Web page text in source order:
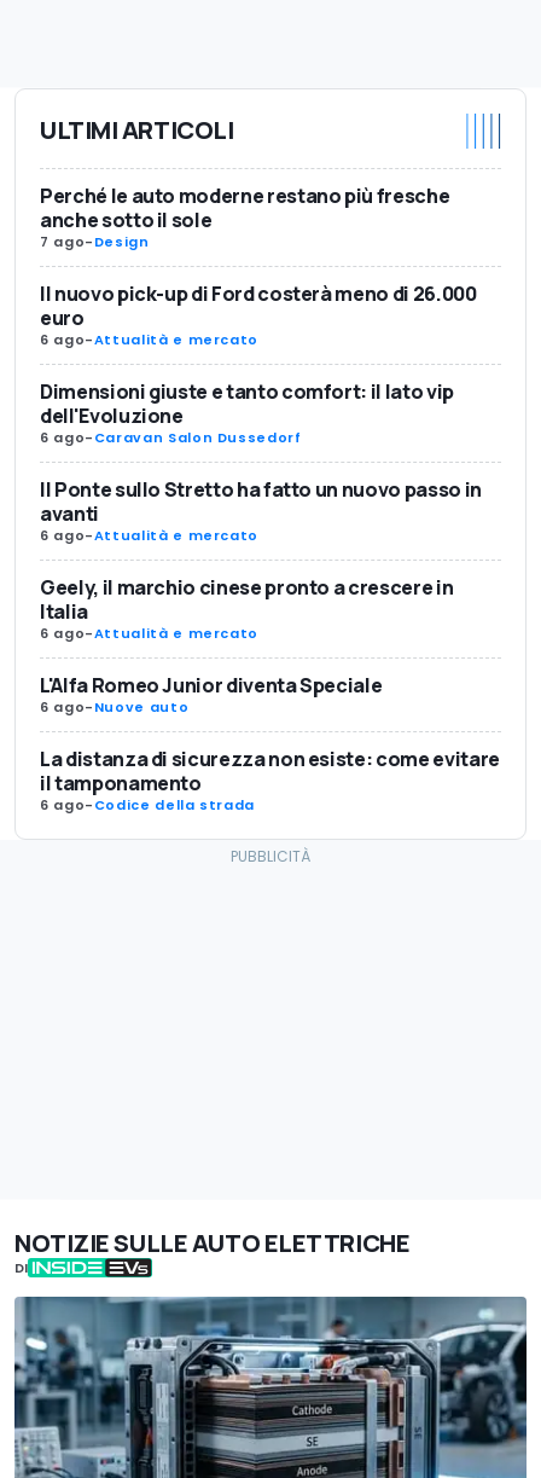
ULTIMI ARTICOLI
Perché le auto moderne restano più fresche
anche sotto il sole
7 ago-Design
Il nuovo pick-up di Ford costerà meno di 26.000
euro
6 ago-Attualità e mercato
Dimensioni giuste e tanto comfort: il lato vip
dell'Evoluzione
6 ago-Caravan Salon Dussedorf
Il Ponte sullo Stretto ha fatto un nuovo passo in
avanti
6 ago-Attualità e mercato
Geely, il marchio cinese pronto a crescere in
Italia
6 ago-Attualità e mercato
L'Alfa Romeo Junior diventa Speciale
6 ago-Nuove auto
La distanza di sicurezza non esiste: come evitare
il tamponamento
6 ago-Codice della strada
NOTIZIE SULLE AUTO ELETTRICHE
DI